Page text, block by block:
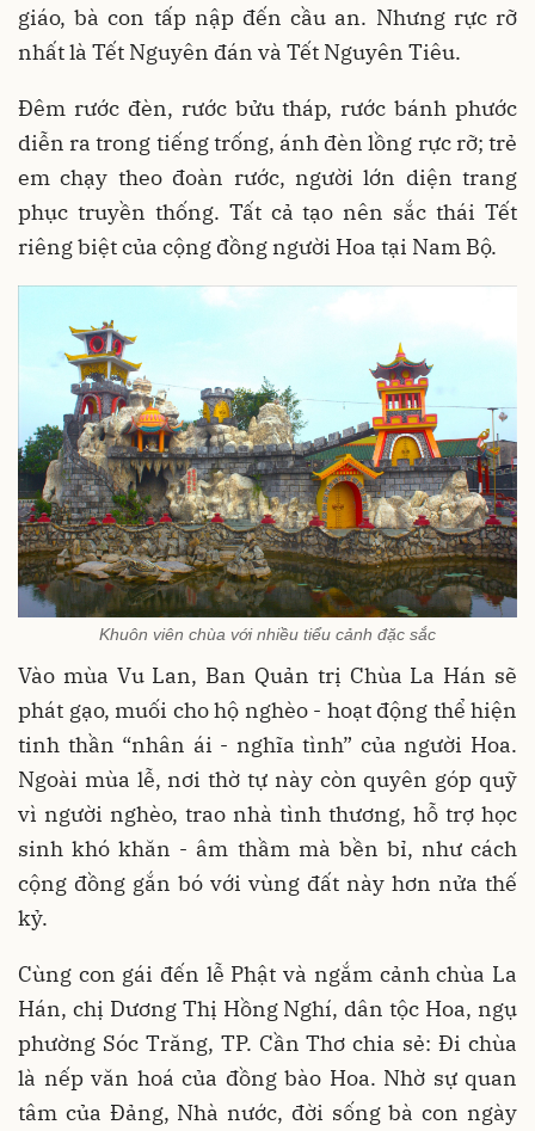
giáo, bà con tấp nập đến cầu an. Nhưng rực rỡ
nhất là Tết Nguyên đán và Tết Nguyên Tiêu.
Đêm rước đèn, rước bửu tháp, rước bánh phước
diễn ra trong tiếng trống, ánh đèn lồng rực rỡ; trẻ
em chạy theo đoàn rước, người lớn diện trang
phục truyền thống. Tất cả tạo nên sắc thái Tết
riêng biệt của cộng đồng người Hoa tại Nam Bộ.
Khuôn viên chùa với nhiều tiểu cảnh đặc sắc
Vào mùa Vu Lan, Ban Quản trị Chùa La Hán sẽ
phát gạo, muối cho hộ nghèo - hoạt động thể hiện
tinh thần “nhân ái - nghĩa tình” của người Hoa.
Ngoài mùa lễ, nơi thờ tự này còn quyên góp quỹ
vì người nghèo, trao nhà tình thương, hỗ trợ học
sinh khó khăn - âm thầm mà bền bỉ, như cách
cộng đồng gắn bó với vùng đất này hơn nửa thế
kỷ.
Cùng con gái đến lễ Phật và ngắm cảnh chùa La
Hán, chị Dương Thị Hồng Nghí, dân tộc Hoa, ngụ
phường Sóc Trăng, TP. Cần Thơ chia sẻ: Đi chùa
là nếp văn hoá của đồng bào Hoa. Nhờ sự quan
tâm của Đảng, Nhà nước, đời sống bà con ngày